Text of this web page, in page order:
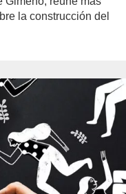
la construcción del